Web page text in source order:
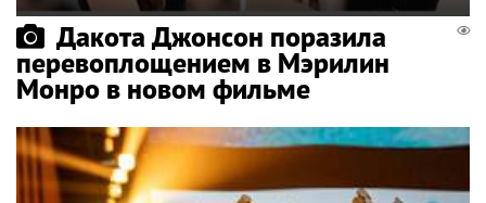
Дакота Джонсон поразила
перевоплощением в Мэрилин
Монро в новом фильме